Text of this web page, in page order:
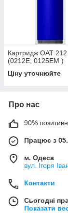
Картридж OAT
(0212E; 0125EM )
Ціну уточнюйте
Про нас
90%
Працює з
м. Одеса
вул. Ігоря
Контакти
Сьогодні
Показати